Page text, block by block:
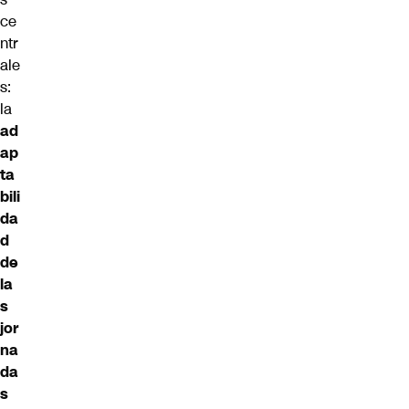
ce
ntr
ale
s:
la
ad
ap
ta
bili
da
d
de
la
s
jor
na
da
s